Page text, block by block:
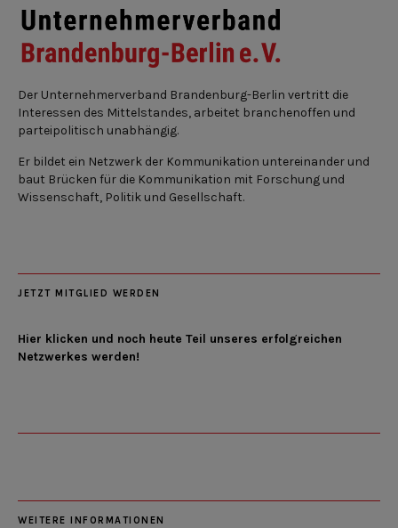
Der Unternehmerverband Brandenburg-Berlin vertritt die
Interessen des Mittelstandes, arbeitet branchenoffen und
parteipolitisch unabhängig.
Er bildet ein Netzwerk der Kommunikation untereinander und
baut Brücken für die Kommunikation mit Forschung und
Wissenschaft, Politik und Gesellschaft.
JETZT MITGLIED WERDEN
Hier klicken und noch heute Teil unseres erfolgreichen
Netzwerkes werden!
WEITERE INFORMATIONEN